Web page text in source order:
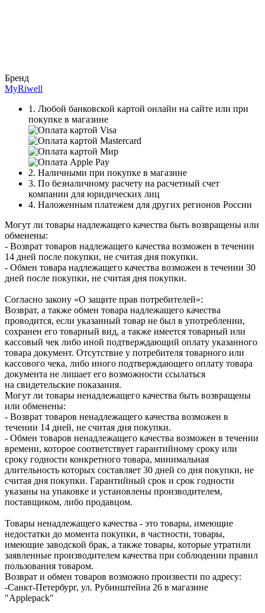
Бренд
MyRiwell
1. Любой банковской картой онлайн на сайте или при
покупке в магазине
2. Наличными при покупке в магазине
3. По безналичному расчету на расчетный счет
компании для юридических лиц
4. Наложенным платежем для других регионов России
Могут ли товары надлежащего качества быть возвращены или
обменены:
- Возврат товаров надлежащего качества возможен в течении
14 дней после покупки, не считая дня покупки.
- Обмен товара надлежащего качества возможен в течении 30
дней после покупки, не считая дня покупки.
Согласно закону «О защите прав потребителей»:
Возврат, а также обмен товара надлежащего качества
проводится, если указанный товар не был в употреблении,
сохранен его товарный вид, а также имеется товарный или
кассовый чек либо иной подтверждающий оплату указанного
товара документ. Отсутствие у потребителя товарного или
кассового чека, либо иного подтверждающего оплату товара
документа не лишает его возможности ссылаться
на свидетельские показания.
Могут ли товары ненадлежащего качества быть возвращены
или обменены:
- Возврат товаров ненадлежащего качества возможен в
течении 14 дней, не считая дня покупки.
- Обмен товаров ненадлежащего качества возможен в течении
времени, которое соответствует гарантийному сроку или
сроку годности конкретного товара, минимальная
длительность которых составляет 30 дней со дня покупки, не
считая дня покупки. Гарантийный срок и срок годности
указаны на упаковке и установлены производителем,
поставщиком, либо продавцом.
Товары ненадлежащего качества - это товары, имеющие
недостатки до момента покупки, в частности, товары,
имеющие заводской брак, а также товары, которые утратили
заявленные производителем качества при соблюдении правил
пользования товаром.
Возврат и обмен товаров возможно произвести по адресу:
-Санкт-Петербург, ул. Рубинштейна 26 в магазине
"Applepack"